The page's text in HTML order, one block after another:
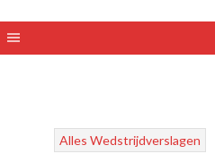
Alles Wedstrijdverslagen